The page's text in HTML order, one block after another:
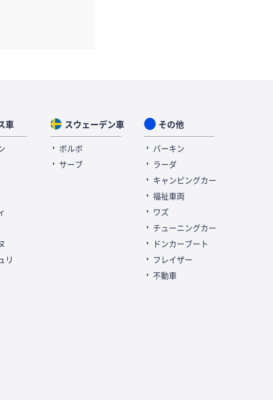
車
リ
スウェーデン車
ボルボ
サーブ
その他
バーキン
ラーダ
キャンピングカー
福祉車両
ワズ
チューニングカー
ドンカーブート
フレイザー
不動車